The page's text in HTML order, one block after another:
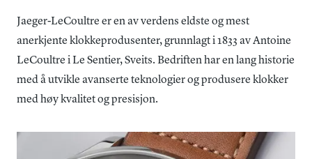
Jaeger-LeCoultre er en av verdens eldste og mest
anerkjente klokkeprodusenter, grunnlagt i 1833 av Antoine
LeCoultre i Le Sentier, Sveits. Bedriften har en lang historie
med å utvikle avanserte teknologier og produsere klokker
med høy kvalitet og presisjon.